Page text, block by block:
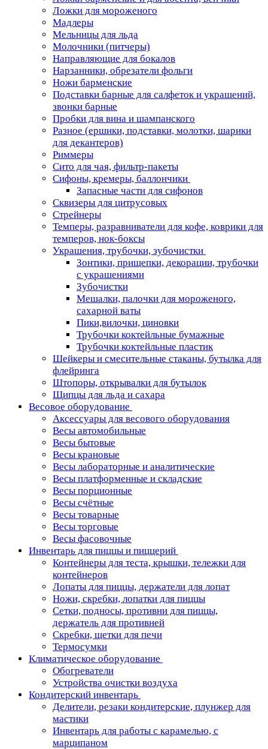
Ложки для мороженого
Мадлеры
Мельницы для льда
Молочники (питчеры)
Направляющие для бокалов
Нарзанники, обрезатели фольги
Ножи барменские
Подставки барные для салфеток и украшений,
звонки барные
Пробки для вина и шампанского
Разное (ершики, подставки, молотки, шарики
для декантеров)
Риммеры
Сито для чая, фильтр-пакеты
Сифоны, кремеры, баллончики
Запасные части для сифонов
Сквизеры для цитрусовых
Стрейнеры
Темперы, разравниватели для кофе, коврики для
темперов, нок-боксы
Украшения, трубочки, зубочистки
Зонтики, прищепки, декорации, трубочки
с украшениями
Зубочистки
Мешалки, палочки для мороженого,
сахарной ваты
Пики,вилочки, циновки
Трубочки коктейльные бумажные
Трубочки коктейльные пластик
Шейкеры и смесительные стаканы, бутылка для
флейринга
Штопоры, открывалки для бутылок
Щипцы для льда и сахара
Весовое оборудование
Аксессуары для весового оборудования
Весы автомобильные
Весы бытовые
Весы крановые
Весы лабораторные и аналитические
Весы платформенные и складские
Весы порционные
Весы счётные
Весы товарные
Весы торговые
Весы фасовочные
Инвентарь для пиццы и пиццерий
Контейнеры для теста, крышки, тележки для
контейнеров
Лопаты для пиццы, держатели для лопат
Ножи, скребки, лопатки для пиццы
Сетки, подносы, противни для пиццы,
держатель для противней
Скребки, щетки для печи
Термосумки
Климатическое оборудование
Обогреватели
Устройства очистки воздуха
Кондитерский инвентарь
Делители, резаки кондитерские, плунжер для
мастики
Инвентарь для работы с карамелью, с
марципаном